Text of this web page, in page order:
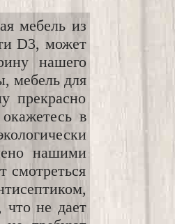
мебель из
D3, может
нашего
мебель для
прекрасно
в
нашими
смотреться
не дает